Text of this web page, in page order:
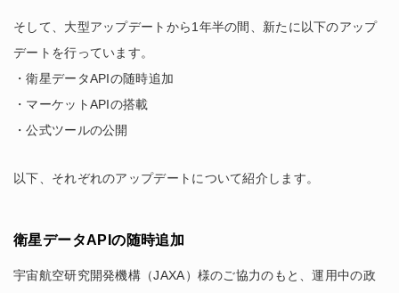
そして、大型アップデートから1年半の間、新たに以下のアップ
デートを行っています。
・衛星データAPIの随時追加
・マーケットAPIの搭載
・公式ツールの公開
以下、それぞれのアップデートについて紹介します。
衛星データAPIの随時追加
宇宙航空研究開発機構（JAXA）様のご協力のもと、運用中の政